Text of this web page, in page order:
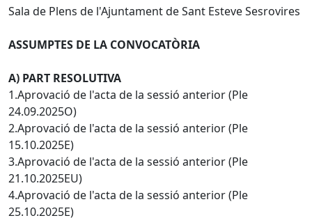
Sala de Plens de l'Ajuntament de Sant Esteve Sesrovires
ASSUMPTES DE LA CONVOCATÒRIA
A) PART RESOLUTIVA
1.Aprovació de l'acta de la sessió anterior (Ple
24.09.2025O)
2.Aprovació de l'acta de la sessió anterior (Ple
15.10.2025E)
3.Aprovació de l'acta de la sessió anterior (Ple
21.10.2025EU)
4.Aprovació de l'acta de la sessió anterior (Ple
25.10.2025E)